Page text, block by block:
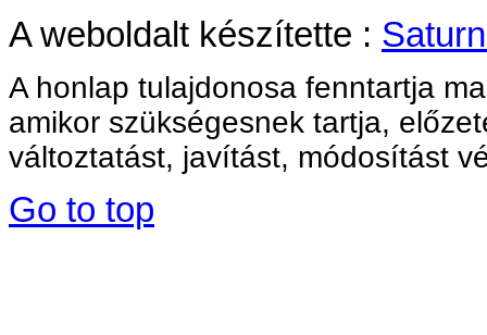
A weboldalt készítette :
A honlap tulajdonosa fenntartja
amikor szükségesnek tartja,
változtatást, javítást, módosítást
Go to top